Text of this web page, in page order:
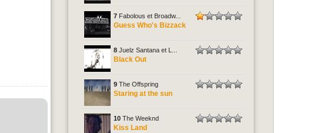
7 Fabolous et Broadw...
Guess Who's Bizzack
8 Juelz Santana et L...
Black Out
9 The Offspring
Staring at the sun
10 The Weeknd
Kiss Land